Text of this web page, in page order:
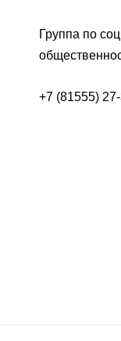
Группа по
+7 (81555)